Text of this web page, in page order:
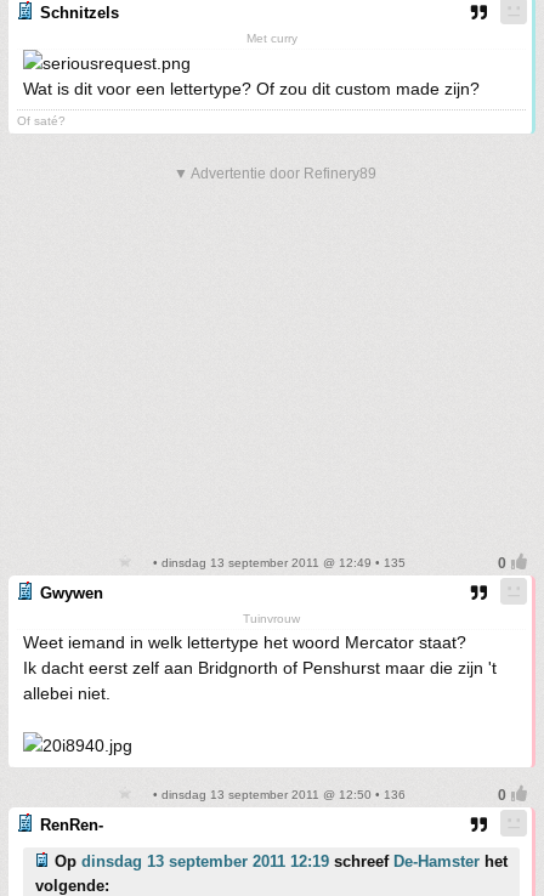
Schnitzels
Met curry
Wat is dit voor een lettertype? Of zou dit custom made zijn?
Of saté?
▼ Advertentie door Refinery89
• dinsdag 13 september 2011 @ 12:49 • 135
Gwywen
Tuinvrouw
Weet iemand in welk lettertype het woord Mercator staat?
Ik dacht eerst zelf aan Bridgnorth of Penshurst maar die zijn 't
allebei niet.
• dinsdag 13 september 2011 @ 12:50 • 136
RenRen-
Op dinsdag 13 september 2011 12:19 schreef De-Hamster het
volgende: